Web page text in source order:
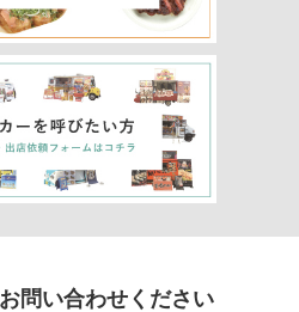
問い合わせください